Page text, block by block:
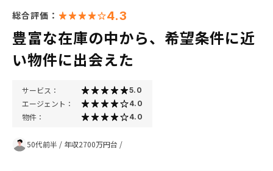
総合評価： 4.3
豊富な在庫の中から、希望条件に近
い物件に出会えた
サービス： 5.0
エージェント： 4.0
物件： 4.0
50代前半 / 年収2700万円台 /